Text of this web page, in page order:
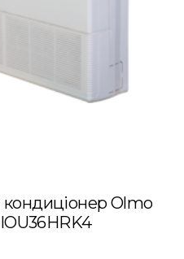
кондиціонер Olmo